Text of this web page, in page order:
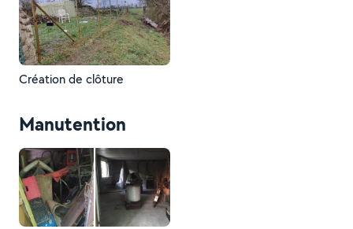
Création de clôture
Manutention